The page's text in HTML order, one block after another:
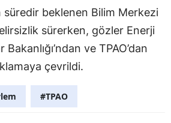
süredir beklenen Bilim Merkezi
sürerken, gözler Enerji
ve TPAO’dan
çevrildi.
#TPAO